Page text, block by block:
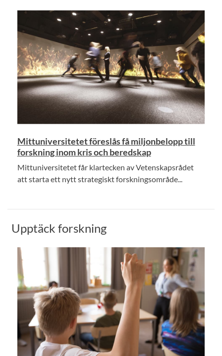
Mittuniversitetet föreslås få miljonbelopp till
forskning inom kris och beredskap
Mittuniversitetet får klartecken av Vetenskapsrådet
att starta ett nytt strategiskt forskningsområde...
Upptäck forskning